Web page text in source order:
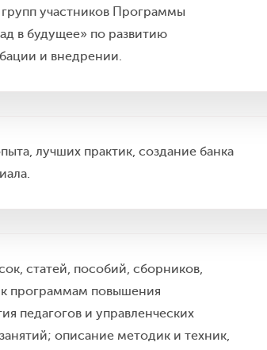
участников Программы
в будущее» по развитию
и внедрении.
лучших практик, создание банка
статей, пособий, сборников,
программам повышения
педагогов и управленческих
описание методик и техник,